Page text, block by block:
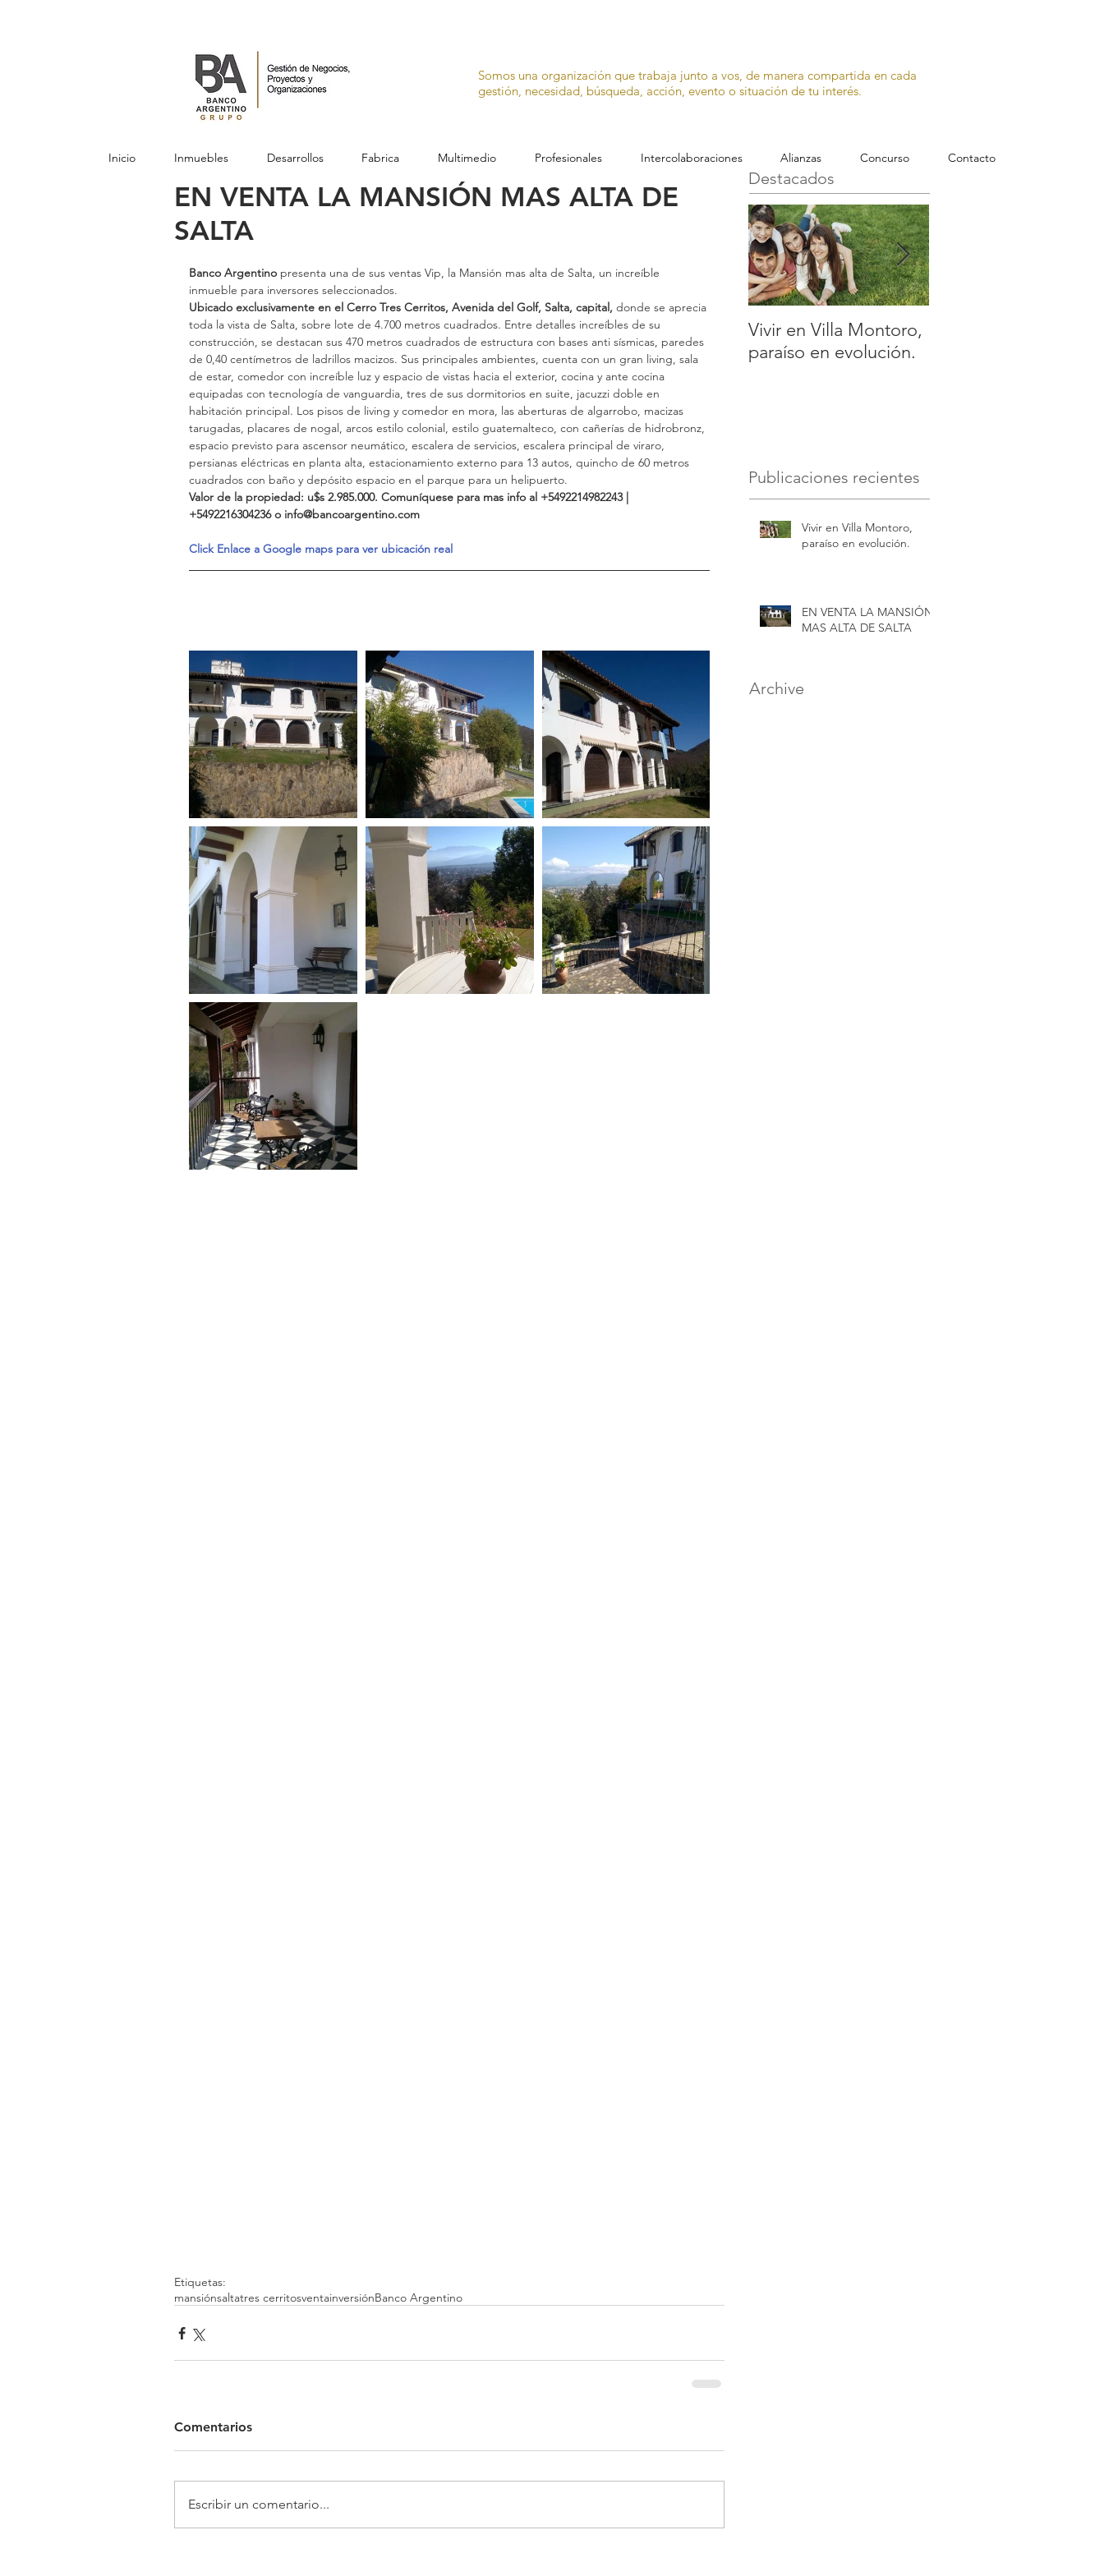
Somos una organización que trabaja junto a vos, de manera compartida en cada
gestión, necesidad, búsqueda, acción, evento o situación de tu interés.
EN VENTA LA MANSIÓN MAS ALTA DE
SALTA
Banco Argentino presenta una de sus ventas Vip, la Mansión mas alta de Salta, un increíble
inmueble para inversores seleccionados.
Ubicado exclusivamente en el Cerro Tres Cerritos, Avenida del Golf, Salta, capital, donde se aprecia
toda la vista de Salta, sobre lote de 4.700 metros cuadrados. Entre detalles increíbles de su
construcción, se destacan sus 470 metros cuadrados de estructura con bases anti sísmicas, paredes
de 0,40 centímetros de ladrillos macizos. Sus principales ambientes, cuenta con un gran living, sala
de estar, comedor con increíble luz y espacio de vistas hacia el exterior, cocina y ante cocina
equipadas con tecnología de vanguardia, tres de sus dormitorios en suite, jacuzzi doble en
habitación principal. Los pisos de living y comedor en mora, las aberturas de algarrobo, macizas
tarugadas, placares de nogal, arcos estilo colonial, estilo guatemalteco, con cañerías de hidrobronz,
espacio previsto para ascensor neumático, escalera de servicios, escalera principal de viraro,
persianas eléctricas en planta alta, estacionamiento externo para 13 autos, quincho de 60 metros
cuadrados con baño y depósito espacio en el parque para un helipuerto.
Valor de la propiedad: u$s 2.985.000. Comuníquese para mas info al +5492214982243 |
+5492216304236 o info@bancoargentino.com
Click Enlace a Google maps para ver ubicación real
Etiquetas:
mansiónsaltatres cerritosventainversiónBanco Argentino
Comentarios
Escribir un comentario...
Destacados
Vivir en Villa Montoro,
paraíso en evolución.
Publicaciones recientes
Vivir en Villa Montoro,
paraíso en evolución.
EN VENTA LA MANSIÓN
MAS ALTA DE SALTA
Archive
Inicio Inmuebles Desarrollos Fabrica Multimedio Profesionales Intercolaboraciones Alianzas Concurso Contacto